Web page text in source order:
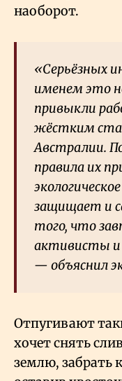
наоборот.
«Серьёзных
именем это
привыкли
жёстким
Австралии.
правила их
защищает и
того, что
активисты и
— объяснил
Отпугивают
хочет снять
землю, забрать